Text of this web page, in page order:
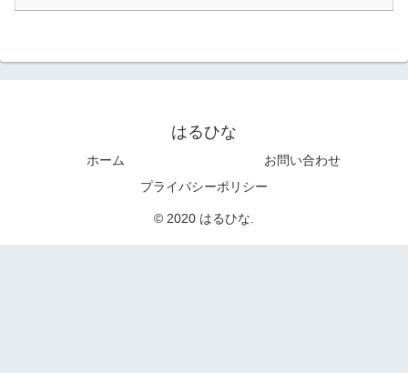
はるひな
ホーム
お問い合わせ
プライバシーポリシー
© 2020 はるひな.